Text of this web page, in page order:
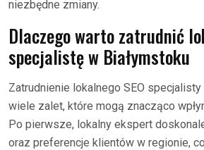
niezbędne zmiany.
Dlaczego warto zatrudnić
specjalistę w Białymstoku
Zatrudnienie lokalnego SEO specjalisty
wiele zalet, które mogą znacząco
Po pierwsze, lokalny ekspert
oraz preferencje klientów w regionie,